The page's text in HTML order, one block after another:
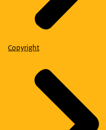
Copyright